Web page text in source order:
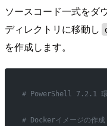
ソースコード一式をダ
ディレクトリに移動し
を作成します。
# PowerShell 7.2.1 環
# Dockerイメージの作成